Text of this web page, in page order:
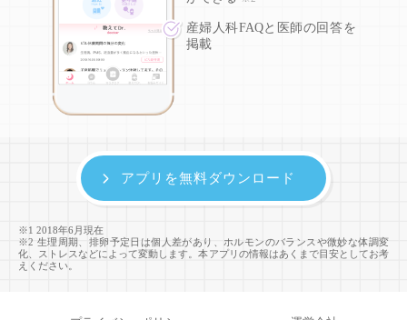
産婦人科FAQと医師の回答を
掲載
※1 2018年6月現在
※2 生理周期、排卵予定日は個人差があり、ホルモンのバランスや微妙な体調変
化、ストレスなどによって変動します。本アプリの情報はあくまで目安としてお考
えください。
アプリを無料ダウンロード